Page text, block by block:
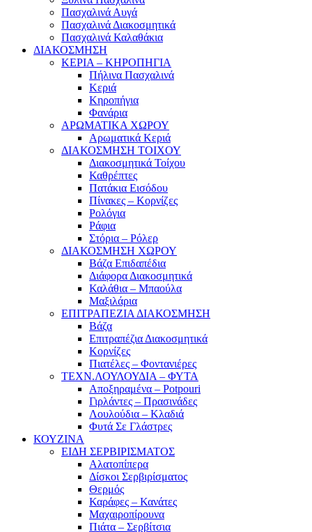
Πασχαλινά Αυγά
Πασχαλινά Διακοσμητικά
Πασχαλινά Καλαθάκια
ΔΙΑΚΟΣΜΗΣΗ
ΚΕΡΙΑ – ΚΗΡΟΠΗΓΙΑ
Πήλινα Πασχαλινά
Κεριά
Κηροπήγια
Φανάρια
ΑΡΩΜΑΤΙΚΑ ΧΩΡΟΥ
Αρωματικά Κεριά
ΔΙΑΚΟΣΜΗΣΗ ΤΟΙΧΟΥ
Διακοσμητικά Τοίχου
Καθρέπτες
Πατάκια Εισόδου
Πίνακες – Κορνίζες
Ρολόγια
Ράφια
Στόρια – Ρόλερ
ΔΙΑΚΟΣΜΗΣΗ ΧΩΡΟΥ
Βάζα Επιδαπέδια
Διάφορα Διακοσμητικά
Καλάθια – Μπαούλα
Μαξιλάρια
ΕΠΙΤΡΑΠΕΖΙΑ ΔΙΑΚΟΣΜΗΣΗ
Βάζα
Επιτραπέζια Διακοσμητικά
Κορνίζες
Πιατέλες – Φοντανιέρες
ΤΕΧΝ.ΛΟΥΛΟΥΔΙΑ – ΦΥΤΑ
Αποξηραμένα – Potpouri
Γιρλάντες – Πρασινάδες
Λουλούδια – Κλαδιά
Φυτά Σε Γλάστρες
ΚΟΥΖΙΝΑ
ΕΙΔΗ ΣΕΡΒΙΡΙΣΜΑΤΟΣ
Αλατοπίπερα
Δίσκοι Σερβιρίσματος
Θερμός
Καράφες – Κανάτες
Μαχαιροπίρουνα
Πιάτα – Σερβίτσια